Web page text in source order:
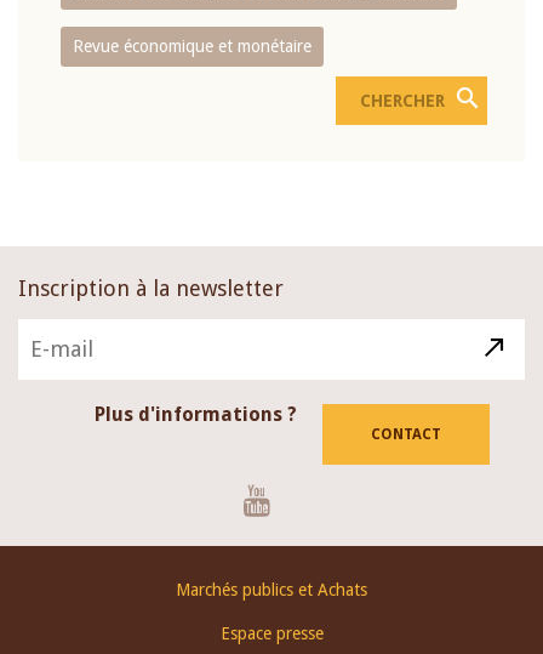
Revue économique et monétaire
Inscription à la newsletter
Plus d'informations ?
CONTACT
Marchés publics et Achats
Espace presse